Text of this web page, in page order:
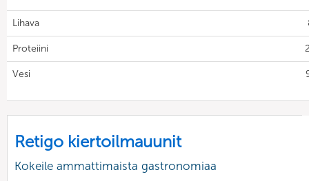
Lihava
Proteiini
Vesi
Retigo kiertoilmauunit
Kokeile ammattimaista gastronomiaa